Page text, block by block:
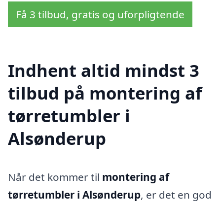
Få 3 tilbud, gratis og uforpligtende
Indhent altid mindst 3
tilbud på montering af
tørretumbler i
Alsønderup
Når det kommer til montering af
tørretumbler i Alsønderup, er det en god